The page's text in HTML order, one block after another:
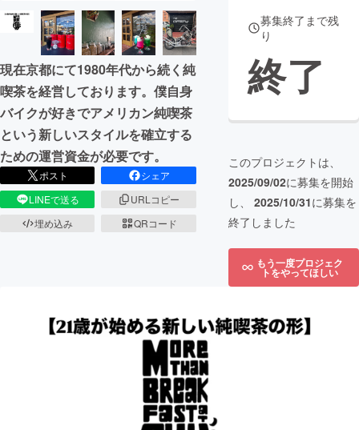
CAMPFIREふるさと納税machi-ya
現在京都にて1980年代から続く純
喫茶を経営しております。僕自身
バイクが好きでアメリカン純喫茶
という新しいスタイルを確立する
ための運営資金が必要です。
ポスト
シェア
LINEで送る
URLコピー
埋め込み
QRコード
募集終了まで残
り
終了
このプロジェクトは、
2025/09/02に募集を開始
し、 2025/10/31に募集を
終了しました
もう一度プロジェク
トをやってほしい